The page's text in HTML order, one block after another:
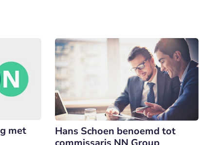
met
Hans Schoen benoemd tot